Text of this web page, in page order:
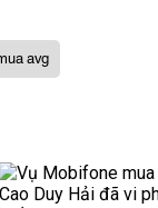
avg